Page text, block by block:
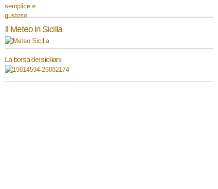
Il Meteo in Sicilia
La borsa dei siciliani